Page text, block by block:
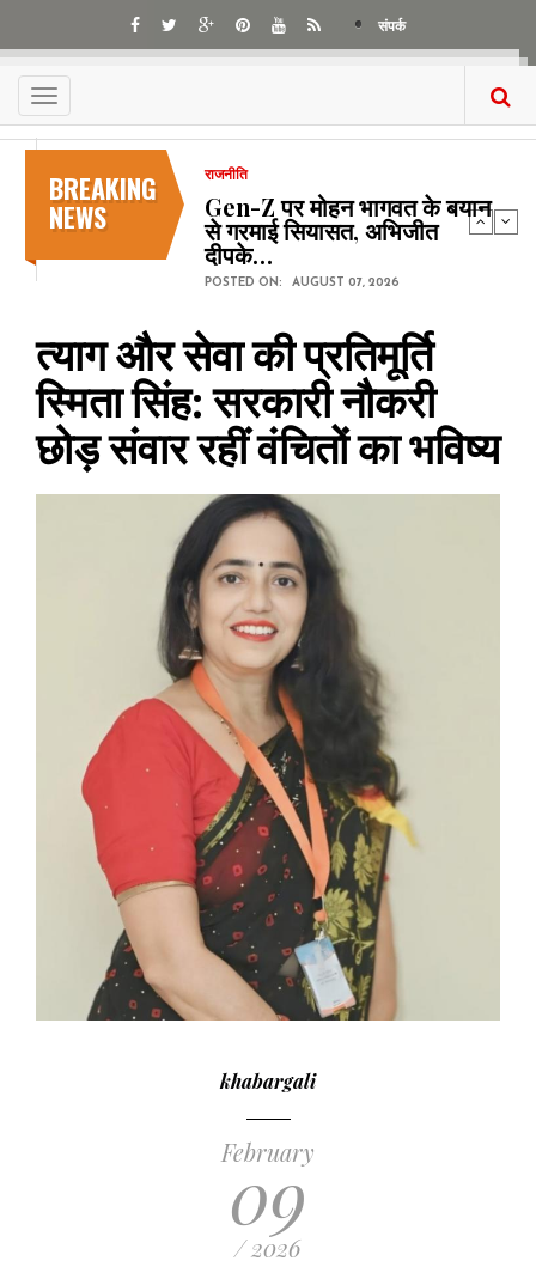
main
content
संपर्क
Toggle
navigation
BREAKING
NEWS
राजनीति
Gen-Z पर मोहन भागवत के बयान
से गरमाई सियासत, अभिजीत
दीपके…
POSTED ON: AUGUST 07, 2026
त्याग और सेवा की प्रतिमूर्ति
स्मिता सिंह: सरकारी नौकरी
छोड़ संवार रहीं वंचितों का भविष्य
khabargali
February
09
/ 2026